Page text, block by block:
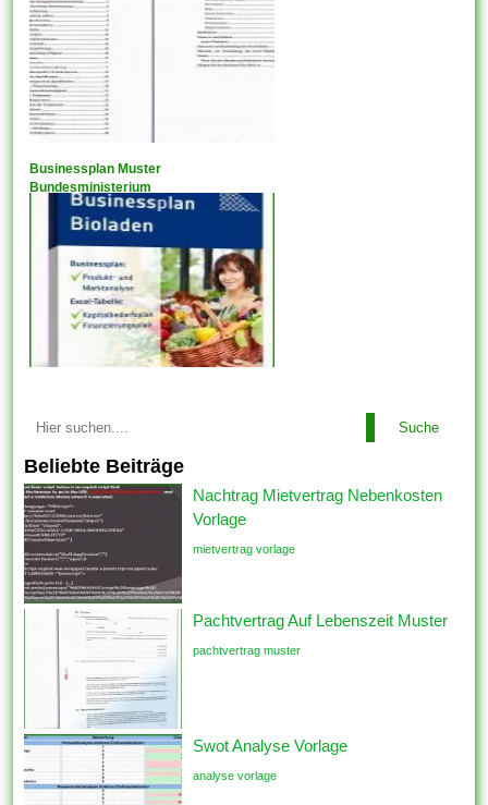
Businessplan Muster
Bundesministerium
Suche
Beliebte Beiträge
Nachtrag Mietvertrag Nebenkosten
Vorlage
mietvertrag vorlage
Pachtvertrag Auf Lebenszeit Muster
pachtvertrag muster
Swot Analyse Vorlage
analyse vorlage